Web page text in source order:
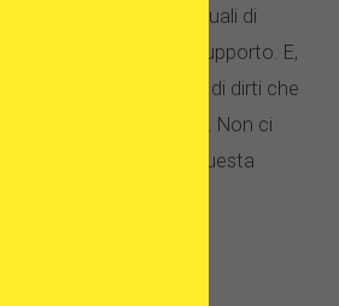
i fatti e le percentuali di
fornire solo guida e supporto. E,
mai a nessuno di dirti che
o “peggiore” dell’altra. Non ci
o disinteressate in questa